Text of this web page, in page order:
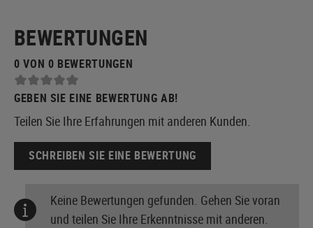
BEWERTUNGEN
0 VON 0 BEWERTUNGEN
GEBEN SIE EINE BEWERTUNG AB!
Teilen Sie Ihre Erfahrungen mit anderen Kunden.
SCHREIBEN SIE EINE BEWERTUNG
Keine Bewertungen gefunden. Gehen Sie voran
und teilen Sie Ihre Erkenntnisse mit anderen.